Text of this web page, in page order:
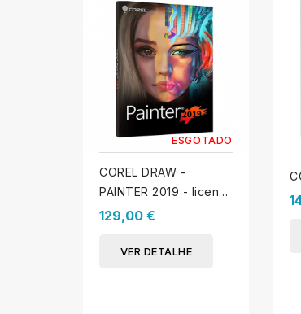
ESGOTADO
COREL DRAW -
PAINTER 2019 - licença
usada
129,00 €
VER DETALHE